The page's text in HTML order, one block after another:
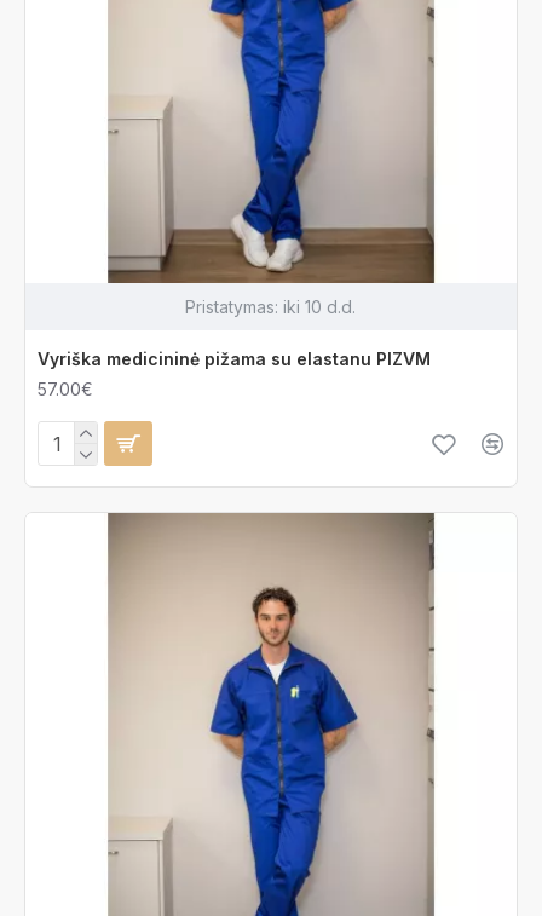
Pristatymas: iki 10 d.d.
Vyriška medicininė pižama su elastanu PIZVM
57.00€